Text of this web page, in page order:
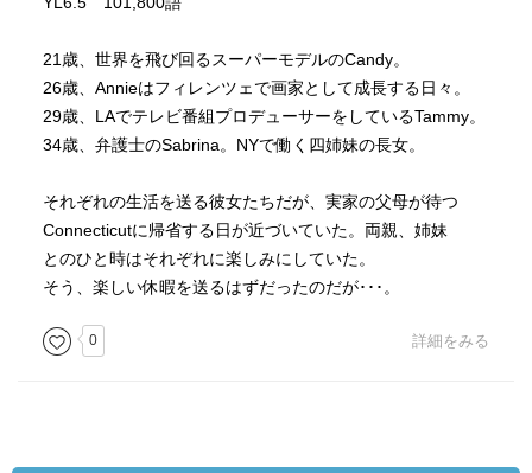
21歳、世界を飛び回るスーパーモデルのCandy。
26歳、Annieはフィレンツェで画家として成長する日々。
29歳、LAでテレビ番組プロデューサーをしているTammy。
34歳、弁護士のSabrina。NYで働く四姉妹の長女。
それぞれの生活を送る彼女たちだが、実家の父母が待つ
Connecticutに帰省する日が近づいていた。両親、姉妹
とのひと時はそれぞれに楽しみにしていた。
そう、楽しい休暇を送るはずだったのだが･･･。
0 詳細をみる